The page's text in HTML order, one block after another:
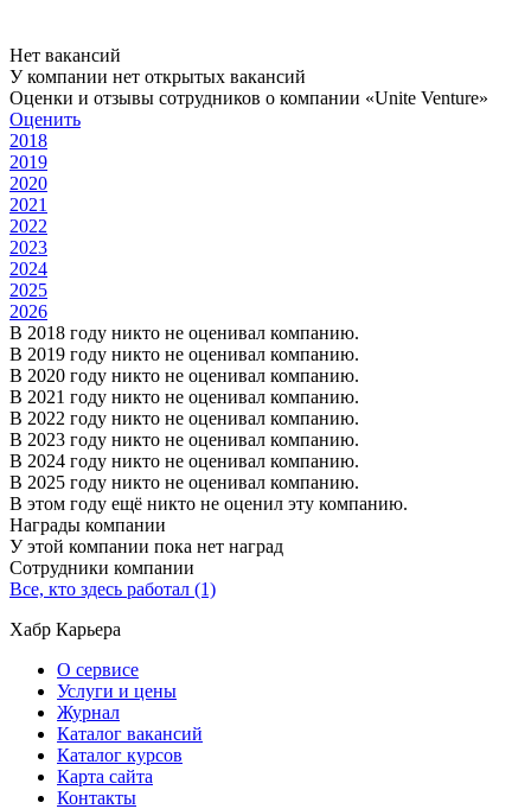
Нет вакансий
У компании нет открытых вакансий
Оценки и отзывы сотрудников о компании «Unite Venture»
Оценить
2018
2019
2020
2021
2022
2023
2024
2025
2026
В 2018 году никто не оценивал компанию.
В 2019 году никто не оценивал компанию.
В 2020 году никто не оценивал компанию.
В 2021 году никто не оценивал компанию.
В 2022 году никто не оценивал компанию.
В 2023 году никто не оценивал компанию.
В 2024 году никто не оценивал компанию.
В 2025 году никто не оценивал компанию.
В этом году ещё никто не оценил эту компанию.
Награды компании
У этой компании пока нет наград
Сотрудники компании
Все, кто здесь работал (1)
Хабр Карьера
О сервисе
Услуги и цены
Журнал
Каталог вакансий
Каталог курсов
Карта сайта
Контакты